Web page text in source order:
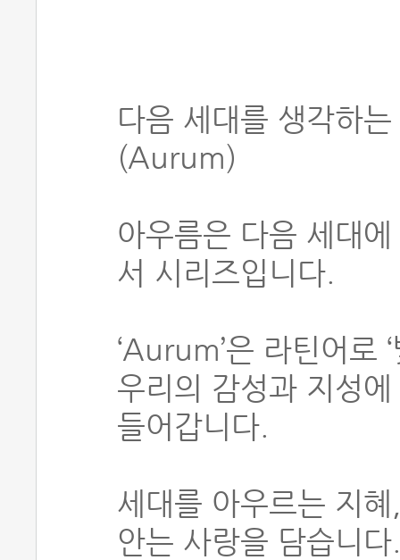
다음 세대를 생각하
(Aurum)
아우름은 다음 세대
서 시리즈입니다.
‘Aurum’은 라틴어로
우리의 감성과 지성
들어갑니다.
세대를 아우르는 지
안는 사랑을 담습니다.